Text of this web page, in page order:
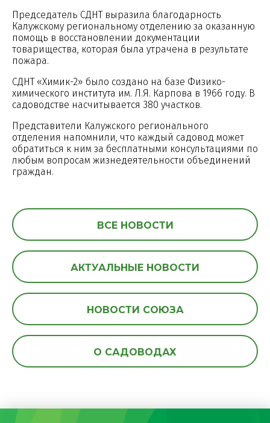
Председатель СДНТ выразила благодарность
Калужскому региональному отделению за оказанную
помощь в восстановлении документации
товарищества, которая была утрачена в результате
пожара.
СДНТ «Химик-2» было создано на базе Физико-
химического института им. Л.Я. Карпова в 1966 году. В
садоводстве насчитывается 380 участков.
Представители Калужского регионального
отделения напомнили, что каждый садовод может
обратиться к ним за бесплатными консультациями по
любым вопросам жизнедеятельности объединений
граждан.
ВСЕ НОВОСТИ
АКТУАЛЬНЫЕ НОВОСТИ
НОВОСТИ СОЮЗА
О САДОВОДАХ